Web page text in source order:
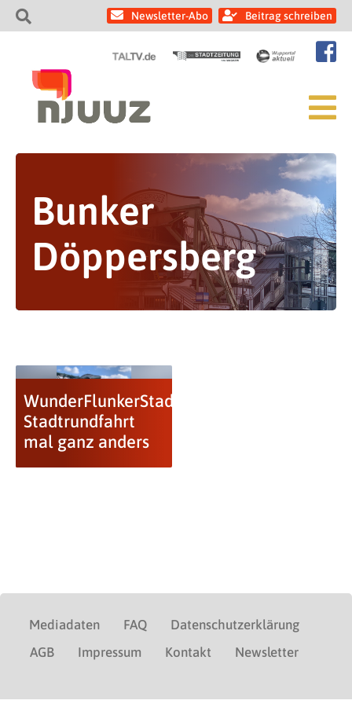
Newsletter-Abo Beitrag schreiben
Bunker
Döppersberg
WunderFlunkerStadtRundfahrt:
Stadtrundfahrt
mal ganz anders
Mediadaten FAQ
Datenschutzerklärung
AGB
Impressum Kontakt Newsletter